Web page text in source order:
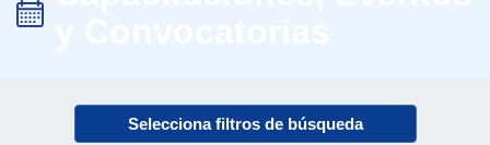
Selecciona filtros de búsqueda